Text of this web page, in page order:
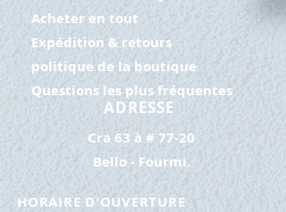
Acheter en tout
Expédition & retours
politique de la boutique
Questions les plus fréquentes
ADRESSE
Cra 63 à # 77-20
Bello - Fourmi.
HORAIRE D'OUVERTURE